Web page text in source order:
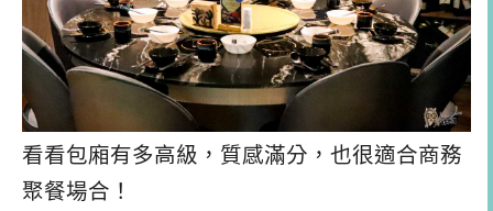
看看包廂有多高級，質感滿分，也很適合商務
聚餐場合！